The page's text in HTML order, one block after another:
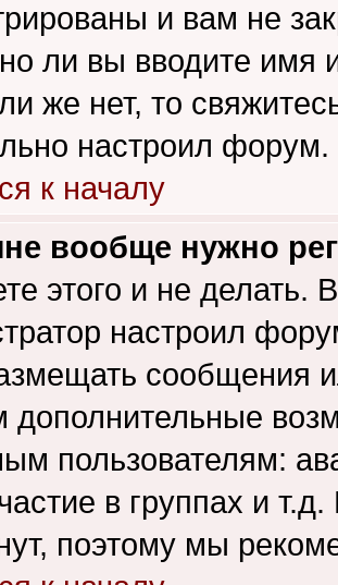
и вам не
ли вы вводите
же нет, то
настроил форум.
к началу
вообще нужно
этого и не делать.
настроил
сообщения
дополнительные
пользователям:
в группах и
поэтому мы